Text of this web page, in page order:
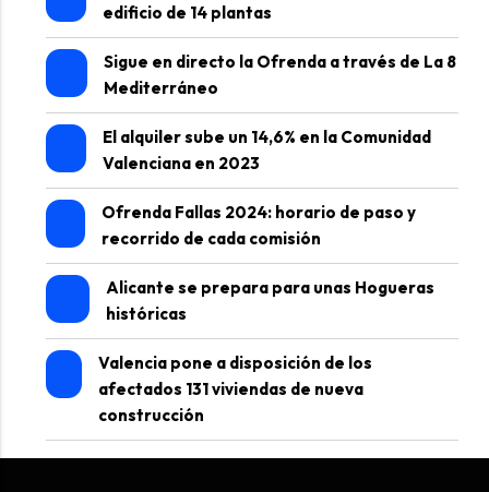
edificio de 14 plantas
Sigue en directo la Ofrenda a través de La 8
Mediterráneo
El alquiler sube un 14,6% en la Comunidad
Valenciana en 2023
Ofrenda Fallas 2024: horario de paso y
recorrido de cada comisión
Alicante se prepara para unas Hogueras
históricas
Valencia pone a disposición de los
afectados 131 viviendas de nueva
construcción